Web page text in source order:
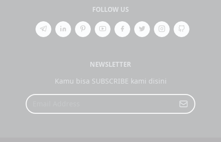
FOLLOW US
NEWSLETTER
Kamu bisa SUBSCRIBE kami disini